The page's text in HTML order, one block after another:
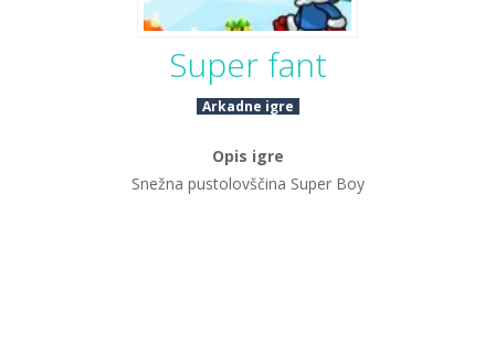
Super fant
Arkadne igre
Opis igre
Snežna pustolovščina Super Boy